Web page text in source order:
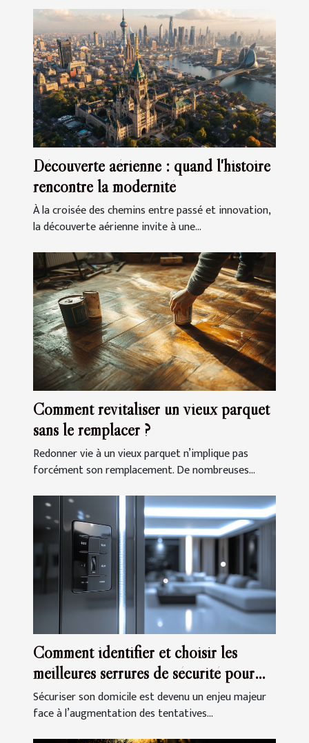
Découverte aérienne : quand l'histoire
rencontre la modernité
À la croisée des chemins entre passé et innovation,
la découverte aérienne invite à une...
Comment revitaliser un vieux parquet
sans le remplacer ?
Redonner vie à un vieux parquet n’implique pas
forcément son remplacement. De nombreuses...
Comment identifier et choisir les
meilleures serrures de sécurité pour
votre domicile
Sécuriser son domicile est devenu un enjeu majeur
face à l’augmentation des tentatives...